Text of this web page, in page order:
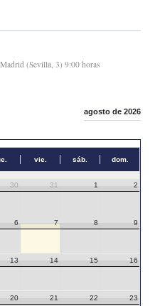
(Sevilla, 3) 9:00 horas
agosto de 2026
vie. sáb. dom.
30 31 1 2
6 7 8 9
13 14 15 16
20 21 22 23